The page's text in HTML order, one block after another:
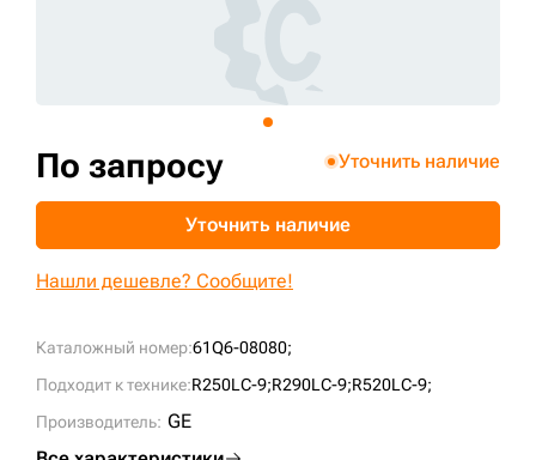
Каталожный номер:61Q6-08080;
Подходит к технике:R250LC-9;R290LC-9;R520LC-9;
Производитель: GE
По запросу Уточнить наличие
Уточнить наличие
Нашли дешевле? Сообщите!